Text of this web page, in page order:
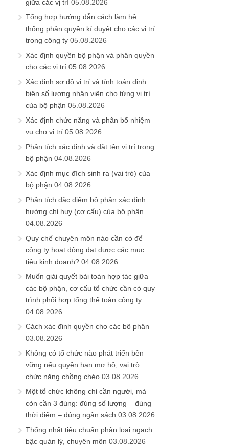
giữa các vị trí 05.08.2026
Tổng hợp hướng dẫn cách làm hệ
thống phân quyền kí duyệt cho các vị trí
trong công ty 05.08.2026
Xác định quyền bộ phận và phân quyền
cho các vị trí 05.08.2026
Xác định sơ đồ vị trí và tính toán định
biên số lượng nhân viên cho từng vị trí
của bộ phận 05.08.2026
Xác định chức năng và phân bổ nhiệm
vụ cho vị trí 05.08.2026
Phân tích xác định và đặt tên vị trí trong
bộ phận 04.08.2026
Xác định mục đích sinh ra (vai trò) của
bộ phận 04.08.2026
Phân tích đặc điểm bộ phận xác định
hướng chỉ huy (cơ cấu) của bộ phận
04.08.2026
Quy chế chuyên môn nào cần có để
công ty hoạt động đạt được các mục
tiêu kinh doanh? 04.08.2026
Muốn giải quyết bài toán hợp tác giữa
các bộ phận, cơ cấu tổ chức cần có quy
trình phối hợp tổng thể toàn công ty
04.08.2026
Cách xác định quyền cho các bộ phận
03.08.2026
Không có tổ chức nào phát triển bền
vững nếu quyền hạn mơ hồ, vai trò
chức năng chồng chéo 03.08.2026
Một tổ chức không chỉ cần người, mà
còn cần 3 đúng: đúng số lượng – đúng
thời điểm – đúng ngân sách 03.08.2026
Thống nhất tiêu chuẩn phân loại ngạch
bậc quản lý, chuyên môn 03.08.2026